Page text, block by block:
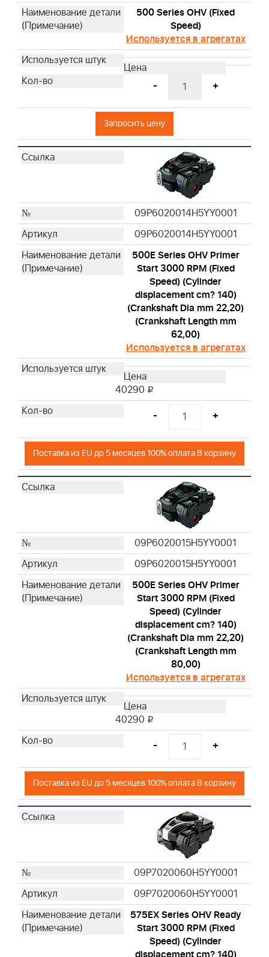
593562
750 Series DOV
1006025025H5YY1001
1006020190H5YY7001
1006020178H5YY7001
1006020177H5YY7001
Husqvarna Series OHV
529347201
599912501
577616821
992423
500 Series OHV (Fixed
Speed)
Используется в агрегатах
- +
Запросить цену
09P6020014H5YY0001
09P6020014H5YY0001
500E Series OHV Primer
Start 3000 RPM (Fixed
Speed) (Cylinder
displacement cm? 140)
(Crankshaft Dia mm 22,20)
(Crankshaft Length mm
62,00)
Используется в агрегатах
40290 i
- +
Поставка из EU до 5 месяцев 100% оплата В корзину
09P6020015H5YY0001
09P6020015H5YY0001
500E Series OHV Primer
Start 3000 RPM (Fixed
Speed) (Cylinder
displacement cm? 140)
(Crankshaft Dia mm 22,20)
(Crankshaft Length mm
80,00)
Используется в агрегатах
40290 i
- +
Поставка из EU до 5 месяцев 100% оплата В корзину
09P7020060H5YY0001
09P7020060H5YY0001
575EX Series OHV Ready
Start 3000 RPM (Fixed
Speed) (Cylinder